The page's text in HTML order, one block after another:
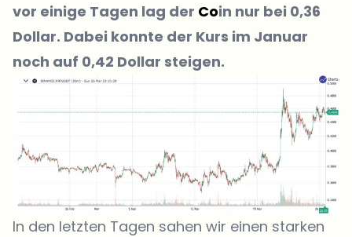
vor einige Tagen lag der Coin nur bei 0,36
Dollar. Dabei konnte der Kurs im Januar
noch auf 0,42 Dollar steigen.
In den letzten Tagen sahen wir einen starken